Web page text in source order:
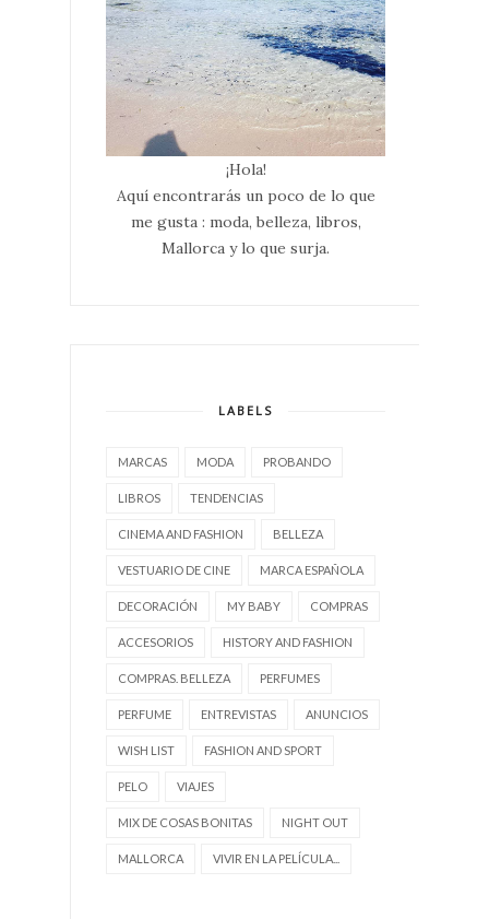
¡Hola!
Aquí encontrarás un poco de lo que
me gusta : moda, belleza, libros,
Mallorca y lo que surja.
LABELS
MARCAS MODA PROBANDO
LIBROS TENDENCIAS
CINEMA AND FASHION BELLEZA
VESTUARIO DE CINE MARCA ESPAÑOLA
DECORACIÓN MY BABY COMPRAS
ACCESORIOS HISTORY AND FASHION
COMPRAS. BELLEZA PERFUMES
PERFUME ENTREVISTAS ANUNCIOS
WISH LIST FASHION AND SPORT
PELO VIAJES
MIX DE COSAS BONITAS NIGHT OUT
MALLORCA VIVIR EN LA PELÍCULA...